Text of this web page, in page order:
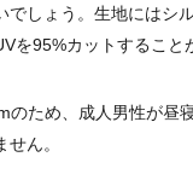
でしょう。生地にはシ
を95%カットすること
のため、成人男性が昼
ん。